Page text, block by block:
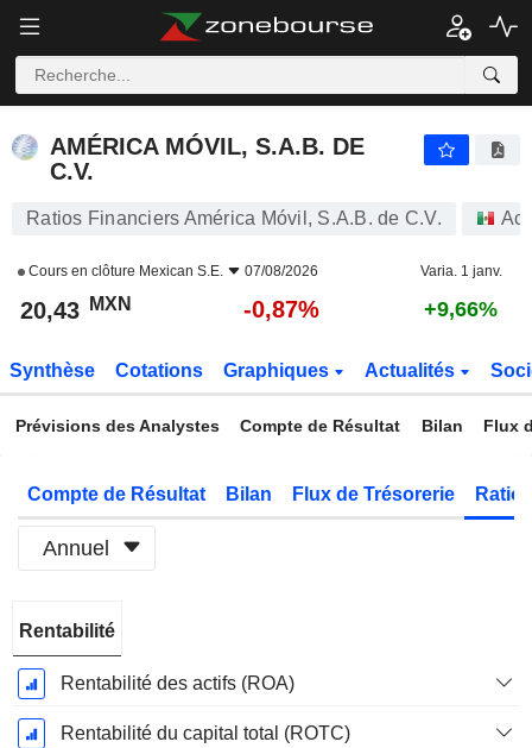
AMÉRICA MÓVIL, S.A.B. DE
C.V.
Ratios Financiers América Móvil, S.A.B. de C.V.
Cours en clôture Mexican S.E. 07/08/2026 Varia. 1 janv.
20,43 MXN -0,87% +9,66%
Synthèse Cotations Graphiques Actualités
Prévisions des Analystes Compte de Résultat Bilan Flux
Compte de Résultat Bilan Flux de Trésorerie
Annuel
Fiscale:
Décembre
Rentabilité
Rentabilité des actifs (ROA)
Rentabilité du capital total (ROTC)